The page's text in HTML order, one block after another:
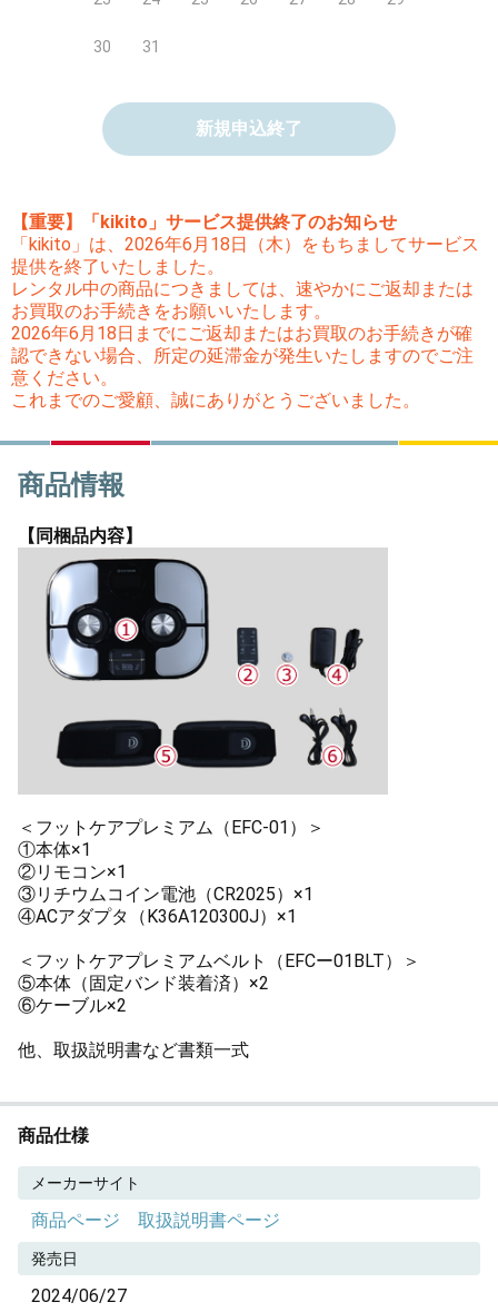
30 31
新規申込終了
【重要】「kikito」サービス提供終了のお知らせ
「kikito」は、2026年6月18日（木）をもちましてサービス
提供を終了いたしました。
レンタル中の商品につきましては、速やかにご返却または
お買取のお手続きをお願いいたします。
2026年6月18日までにご返却またはお買取のお手続きが確
認できない場合、所定の延滞金が発生いたしますのでご注
意ください。
これまでのご愛顧、誠にありがとうございました。
商品情報
【同梱品内容】
＜フットケアプレミアム（EFC-01）＞
①本体×1
②リモコン×1
③リチウムコイン電池（CR2025）×1
④ACアダプタ（K36A120300J）×1
＜フットケアプレミアムベルト（EFCー01BLT）＞
⑤本体（固定バンド装着済）×2
⑥ケーブル×2
他、取扱説明書など書類一式
商品仕様
メーカーサイト
商品ページ 取扱説明書ページ
発売日
2024/06/27